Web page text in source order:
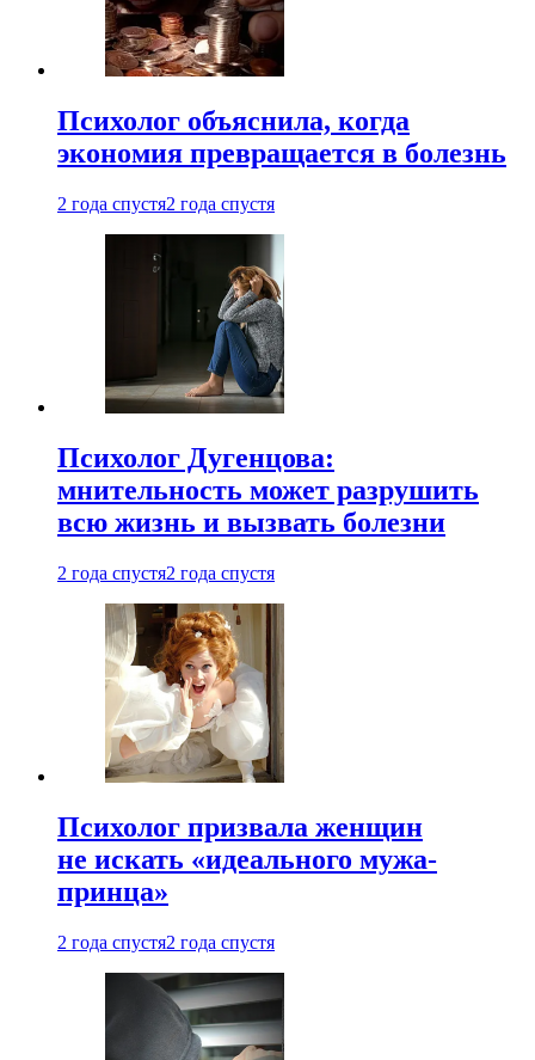
Психолог объяснила, когда
экономия превращается в болезнь
2 года спустя2 года спустя
Психолог Дугенцова:
мнительность может разрушить
всю жизнь и вызвать болезни
2 года спустя2 года спустя
Психолог призвала женщин
не искать «идеального мужа-
принца»
2 года спустя2 года спустя